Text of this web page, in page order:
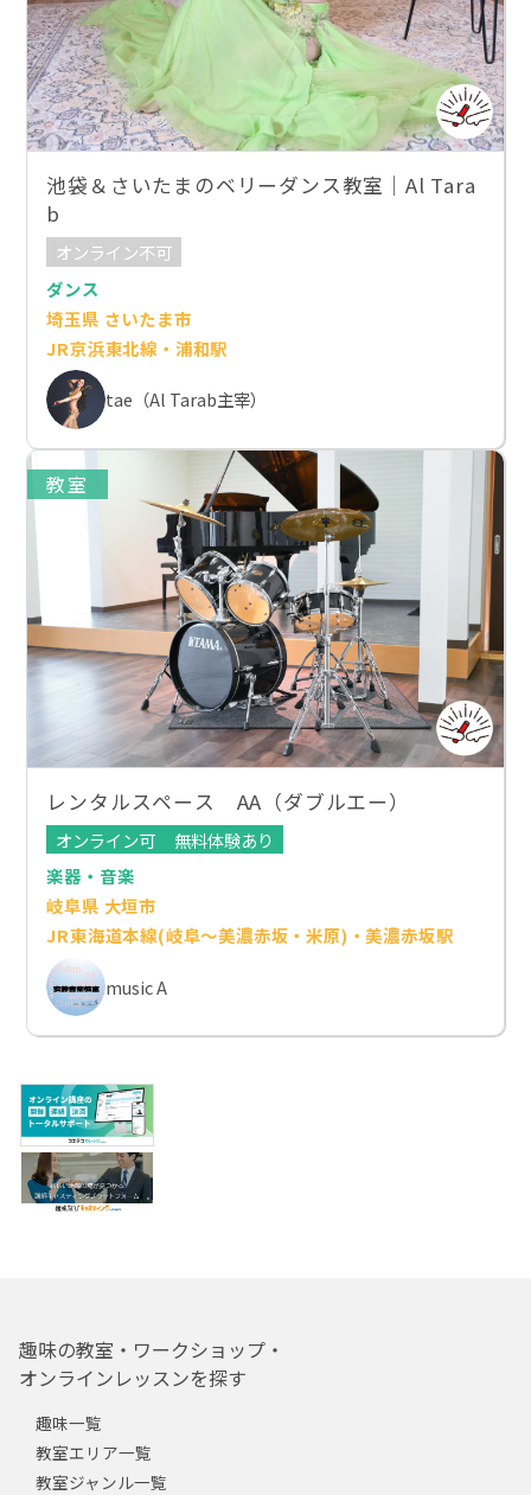
池袋＆さいたまのベリーダンス教室｜Al Tara
b
オンライン不可
ダンス
埼玉県 さいたま市
JR京浜東北線・浦和駅
tae（Al Tarab主宰）
教室
レンタルスペース AA（ダブルエー）
オンライン可
無料体験あり
楽器・音楽
岐阜県 大垣市
JR東海道本線(岐阜～美濃赤坂・米原)・美濃赤坂駅
music A
趣味の教室・ワークショップ・
オンラインレッスンを探す
趣味一覧
教室エリア一覧
教室ジャンル一覧